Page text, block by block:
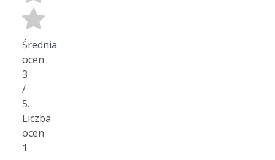
Średnia
ocen
3
/
5.
Liczba
ocen
1